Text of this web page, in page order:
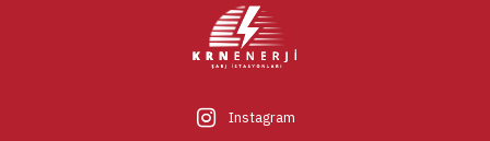
Instagram